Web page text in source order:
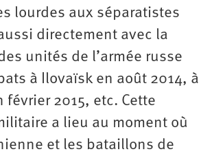
lourdes aux séparatistes
directement avec la
unités de l’armée russe
à Ilovaïsk en août 2014, à
février 2015, etc. Cette
a lieu au moment où
et les bataillons de